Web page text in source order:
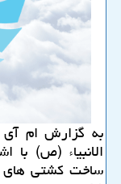
به گزارش ام آی
الانبیاء (ص) با
ساخت كشتی های